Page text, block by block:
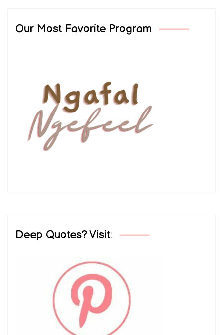
Our Most Favorite Program
Deep Quotes? Visit: